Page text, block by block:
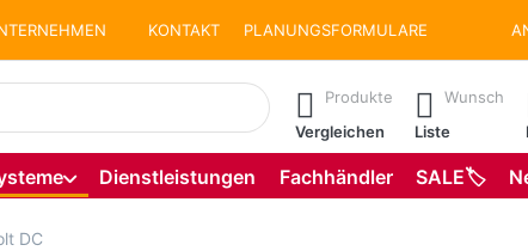
KONTAKT PLANUNGSFORMULARE
tippen, erscheinen automatisch erste Ergebnisse.
Produkte
Vergleichen
Wunsch
Liste
Dienstleistungen Fachhändler SALE🏷️
DC